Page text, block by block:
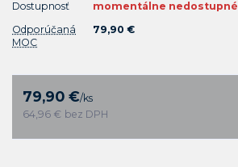
Dostupnosť
momentálne nedostupné
Odporúčaná
MOC
79,90 €
79,90 €/ks
64,96 € bez DPH